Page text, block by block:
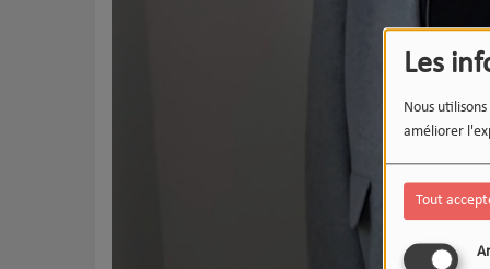
Les
Nous
améliorer
Tout